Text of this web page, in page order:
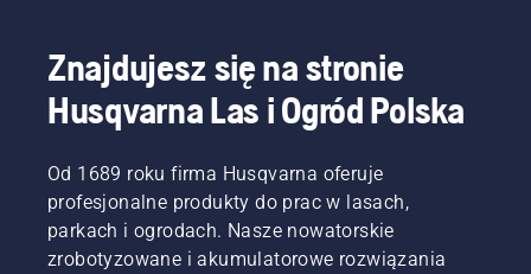
Znajdujesz się na stronie
Husqvarna Las i Ogród Polska
Od 1689 roku firma Husqvarna oferuje
profesjonalne produkty do prac w lasach,
parkach i ogrodach. Nasze nowatorskie
zrobotyzowane i akumulatorowe rozwiązania